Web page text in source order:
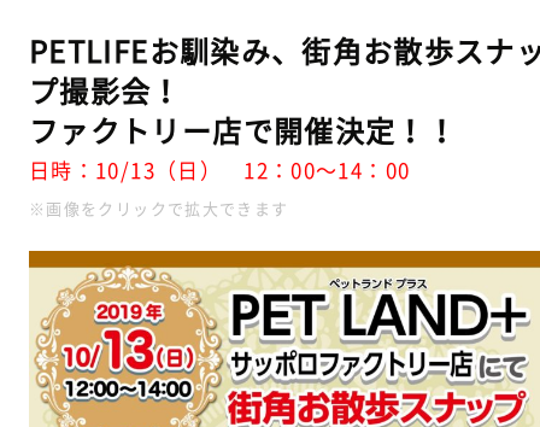
PETLIFEお馴染み、街角お散歩スナ
プ撮影会！
ファクトリー店で開催決定！！
日時：10/13（日） 12：00～14：00
※画像をクリックで拡大できます